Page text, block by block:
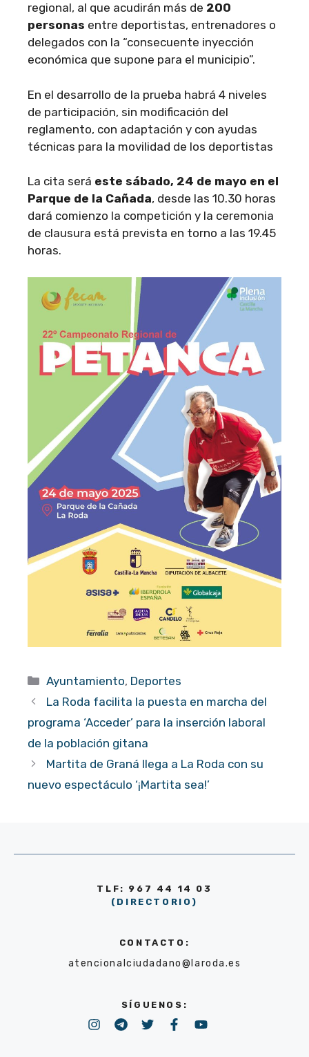
regional, al que acudirán más de 200
personas entre deportistas, entrenadores o
delegados con la “consecuente inyección
económica que supone para el municipio”.
En el desarrollo de la prueba habrá 4 niveles
de participación, sin modificación del
reglamento, con adaptación y con ayudas
técnicas para la movilidad de los deportistas
La cita será este sábado, 24 de mayo en el
Parque de la Cañada, desde las 10.30 horas
dará comienzo la competición y la ceremonia
de clausura está prevista en torno a las 19.45
horas.
Categorías
Ayuntamiento, Deportes
La Roda facilita la puesta en marcha del
programa ‘Acceder’ para la inserción laboral
de la población gitana
Martita de Graná llega a La Roda con su
nuevo espectáculo ‘¡Martita sea!’
TLF: 967 44 14 03
(DIRECTORIO)
CONTACTO:
atencionalciudadano@laroda.es
SÍGUENOS: